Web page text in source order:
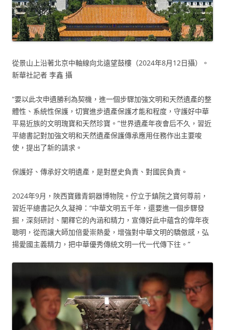
從景山上沿著北京中軸線向北遠望鼓樓（2024年8月12日攝）。
新華社記者 李鑫 攝
“要以此次申遺勝利為契機，進一個步驟加強文明和天然遺產的整
體性、系統性保護，切實進步遺產保護才能和程度，守護好中華
平易近族的文明瑰寶和天然珍寶。”世界遺產年夜會后不久，習近
平總書記對加強文明和天然遺產保護傳承應用任務作出主要唆
使，提出了新的請求。
保護好、傳承好文明遺產，是對歷史負責、對國民負責。
2024年9月，陜西寶雞青銅器博物院。佇立于鎮院之寶何尊前，
習近平總書記久久凝神：“中華文明五千年，還要進一個步驟發
掘，深刻研討、闡釋它的內涵和精力，宣傳好此中蘊含的偉年夜
聰明，從而讓大師加倍愛崇熱愛，增強對中華文明的驕傲感，弘
揚愛國主義精力，把中華優秀傳統文明一代一代傳下往。”